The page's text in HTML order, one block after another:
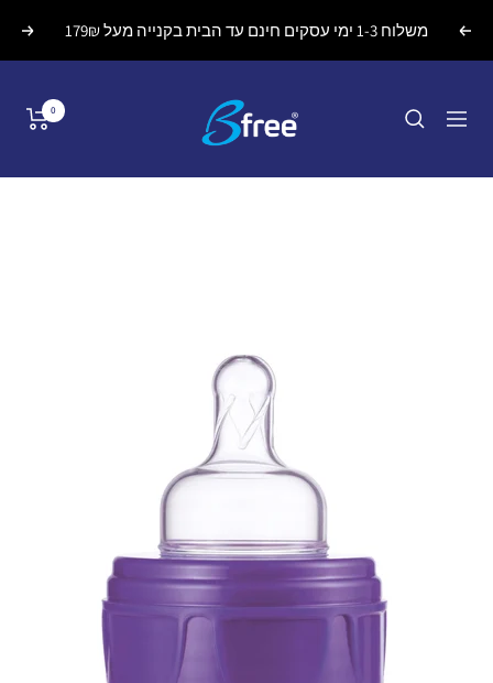
לתוכןהקודםמשלוח 1-3 ימי עסקים חינם עד הבית בקנייה מעל 179₪ הבא
ניווט
Bfreebaby
0